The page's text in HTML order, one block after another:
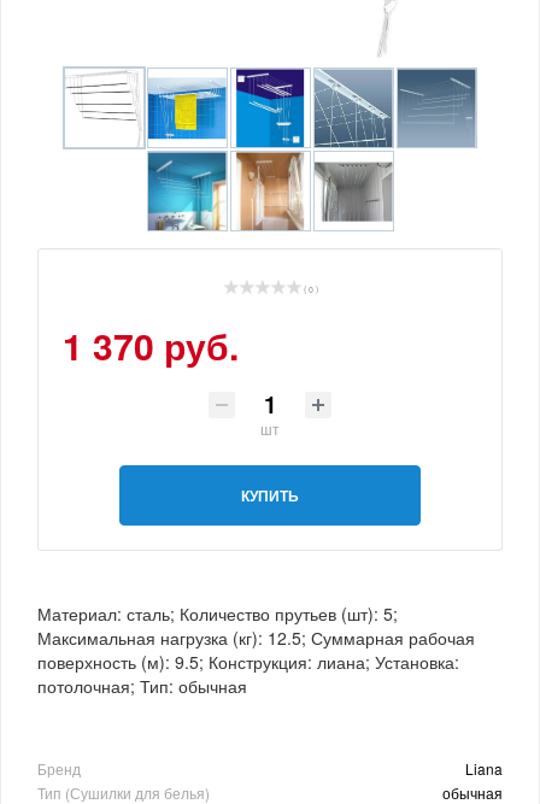
( 0 )
1 370 руб.
шт
КУПИТЬ
Материал: сталь; Количество прутьев (шт): 5;
Максимальная нагрузка (кг): 12.5; Суммарная рабочая
поверхность (м): 9.5; Конструкция: лиана; Установка:
потолочная; Тип: обычная
Бренд
Liana
Тип (Сушилки для белья)
обычная